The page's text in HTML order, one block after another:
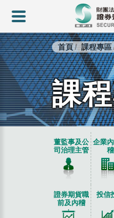
首頁 課程專區
課
董監事及公
司治理主管
企業
稽
證券期貨職
前及內稽
投信